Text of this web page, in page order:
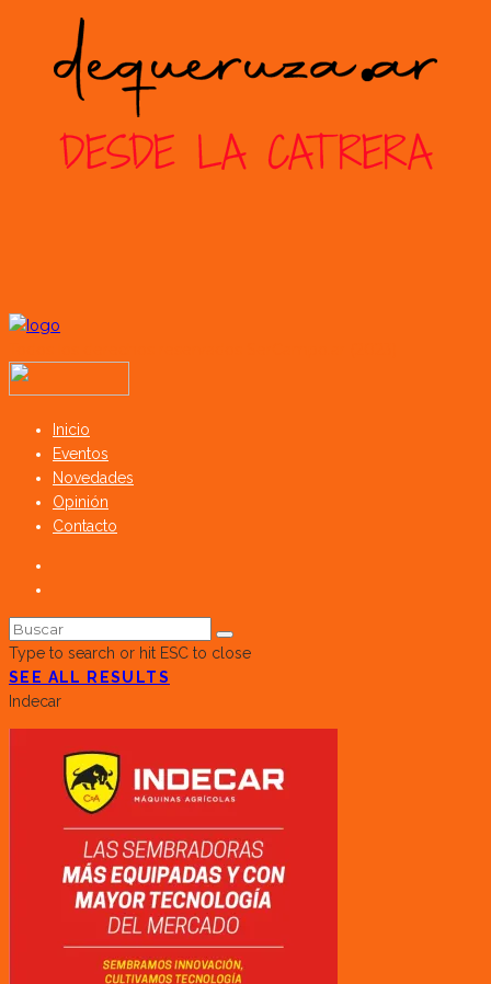
Inicio
Eventos
Novedades
Opinión
Contacto
Type to search or hit ESC to close
SEE ALL RESULTS
Indecar